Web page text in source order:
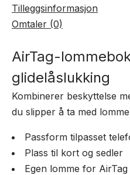
Tilleggsinformasjon
Omtaler (0)
AirTag-
glidelåslukking
Kombinerer beskyttelse
du slipper å ta med
Passform tilpasset
Plass til kort og sedler
Egen lomme for